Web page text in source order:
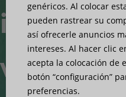
install"
videos
genéricos. Al colocar
pueden rastrear su
así ofrecerle anuncios
intereses. Al hacer clic
acepta la colocación de
botón “configuración”
preferencias.